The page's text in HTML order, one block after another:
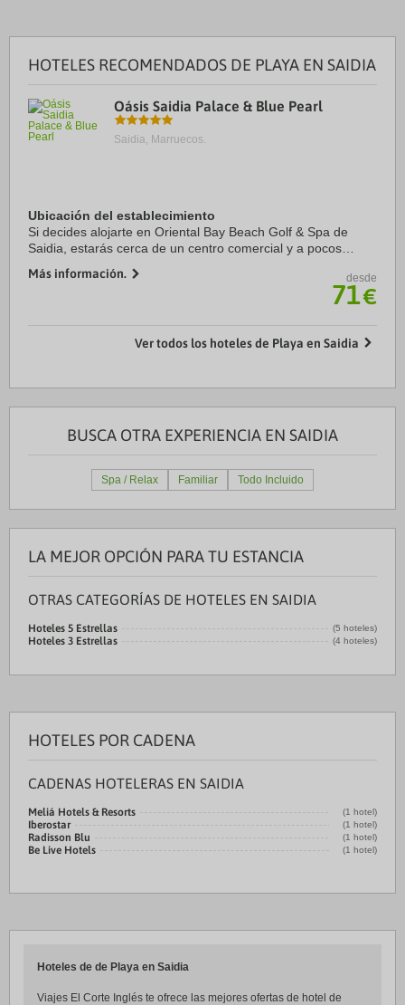
HOTELES RECOMENDADOS DE PLAYA EN SAIDIA
Oásis Saidia Palace & Blue Pearl
Saidia, Marruecos.
Ubicación del establecimiento
Si decides alojarte en Oriental Bay Beach Golf & Spa de
Saidia, estarás cerca de un centro comercial y a pocos
se encuentra a 28,8 km de Estadio ...
Más información. desde
71€
Ver todos los hoteles de Playa en Saidia
BUSCA OTRA EXPERIENCIA EN SAIDIA
Spa / Relax Familiar Todo Incluido
LA MEJOR OPCIÓN PARA TU ESTANCIA
OTRAS CATEGORÍAS DE HOTELES EN SAIDIA
Hoteles 5 Estrellas (5 hoteles)
Hoteles 3 Estrellas (4 hoteles)
HOTELES POR CADENA
CADENAS HOTELERAS EN SAIDIA
Meliá Hotels & Resorts (1 hotel)
Iberostar (1 hotel)
Radisson Blu (1 hotel)
Be Live Hotels (1 hotel)
Hoteles de de Playa en Saidia
Viajes El Corte Inglés te ofrece las mejores ofertas de hotel de